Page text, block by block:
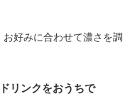
好みに合わせて濃さを調
リンクをおうちで